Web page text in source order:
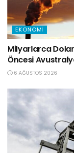
EKONOMI
Milyarlarca Dolar
Öncesi
6 AĞUSTOS 2026